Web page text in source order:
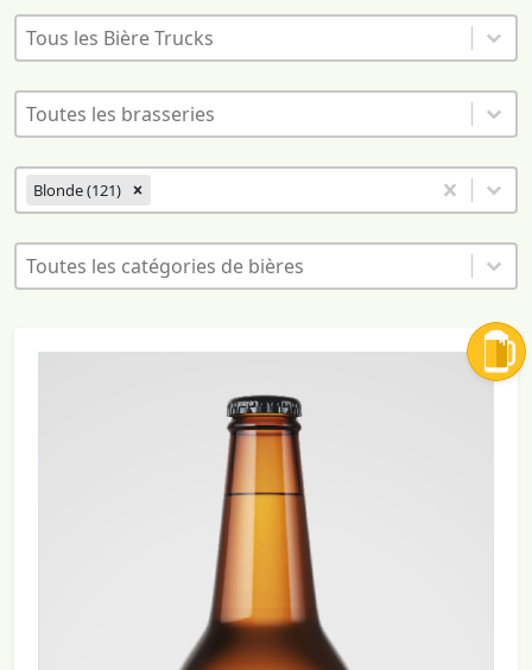
Bières - Liste des franchisés
Sélectionnez le contenu
Sélectionnez le contenu
Bières - Liste des brasseurs
Sélectionnez le contenu
Sélectionnez le contenu
Bières - Couleurs de bières
Sélectionnez le contenu
Blonde (121)
Bières - Catégories
Sélectionnez le contenu
Sélectionnez le contenu